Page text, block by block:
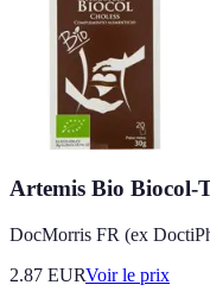
Artemis Bio Biocol-
DocMorris FR (ex
2.87 EURVoir le prix